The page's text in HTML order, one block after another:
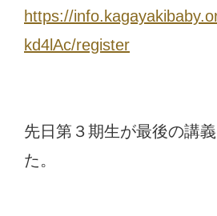
https://
kd4lAc/register
先日第３期生が最後の講
た。